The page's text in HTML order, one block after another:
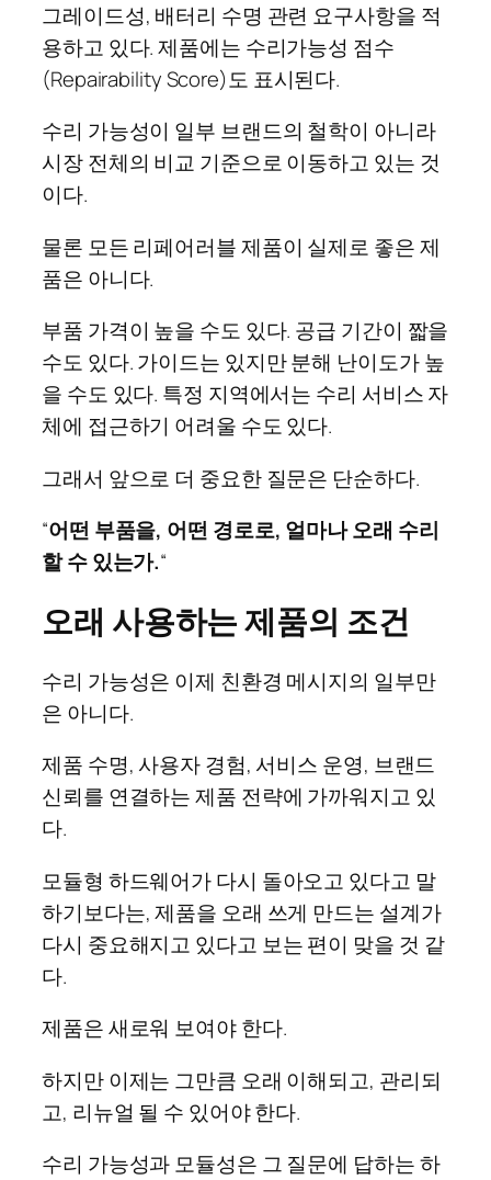
그레이드성, 배터리 수명 관련 요구사항을 적
용하고 있다. 제품에는 수리가능성 점수
(Repairability Score)도 표시된다.
수리 가능성이 일부 브랜드의 철학이 아니라
시장 전체의 비교 기준으로 이동하고 있는 것
이다.
물론 모든 리페어러블 제품이 실제로 좋은 제
품은 아니다.
부품 가격이 높을 수도 있다. 공급 기간이 짧을
수도 있다. 가이드는 있지만 분해 난이도가 높
을 수도 있다. 특정 지역에서는 수리 서비스 자
체에 접근하기 어려울 수도 있다.
그래서 앞으로 더 중요한 질문은 단순하다.
“어떤 부품을, 어떤 경로로, 얼마나 오래 수리
할 수 있는가.“
오래 사용하는 제품의 조건
수리 가능성은 이제 친환경 메시지의 일부만
은 아니다.
제품 수명, 사용자 경험, 서비스 운영, 브랜드
신뢰를 연결하는 제품 전략에 가까워지고 있
다.
모듈형 하드웨어가 다시 돌아오고 있다고 말
하기보다는, 제품을 오래 쓰게 만드는 설계가
다시 중요해지고 있다고 보는 편이 맞을 것 같
다.
제품은 새로워 보여야 한다.
하지만 이제는 그만큼 오래 이해되고, 관리되
고, 리뉴얼 될 수 있어야 한다.
수리 가능성과 모듈성은 그 질문에 답하는 하